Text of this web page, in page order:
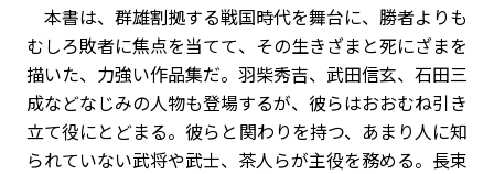
本書は、群雄割拠する戦国時代を舞台に、勝者よりも
むしろ敗者に焦点を当てて、その生きざまと死にざまを
描いた、力強い作品集だ。羽柴秀吉、武田信玄、石田三
成などなじみの人物も登場するが、彼らはおおむね引き
立て役にとどまる。彼らと関わりを持つ、あまり人に知
られていない武将や武士、茶人らが主役を務める。長束